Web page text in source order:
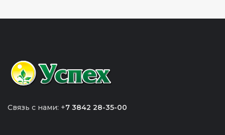
Связь с нами: +7 3842 28-35-00